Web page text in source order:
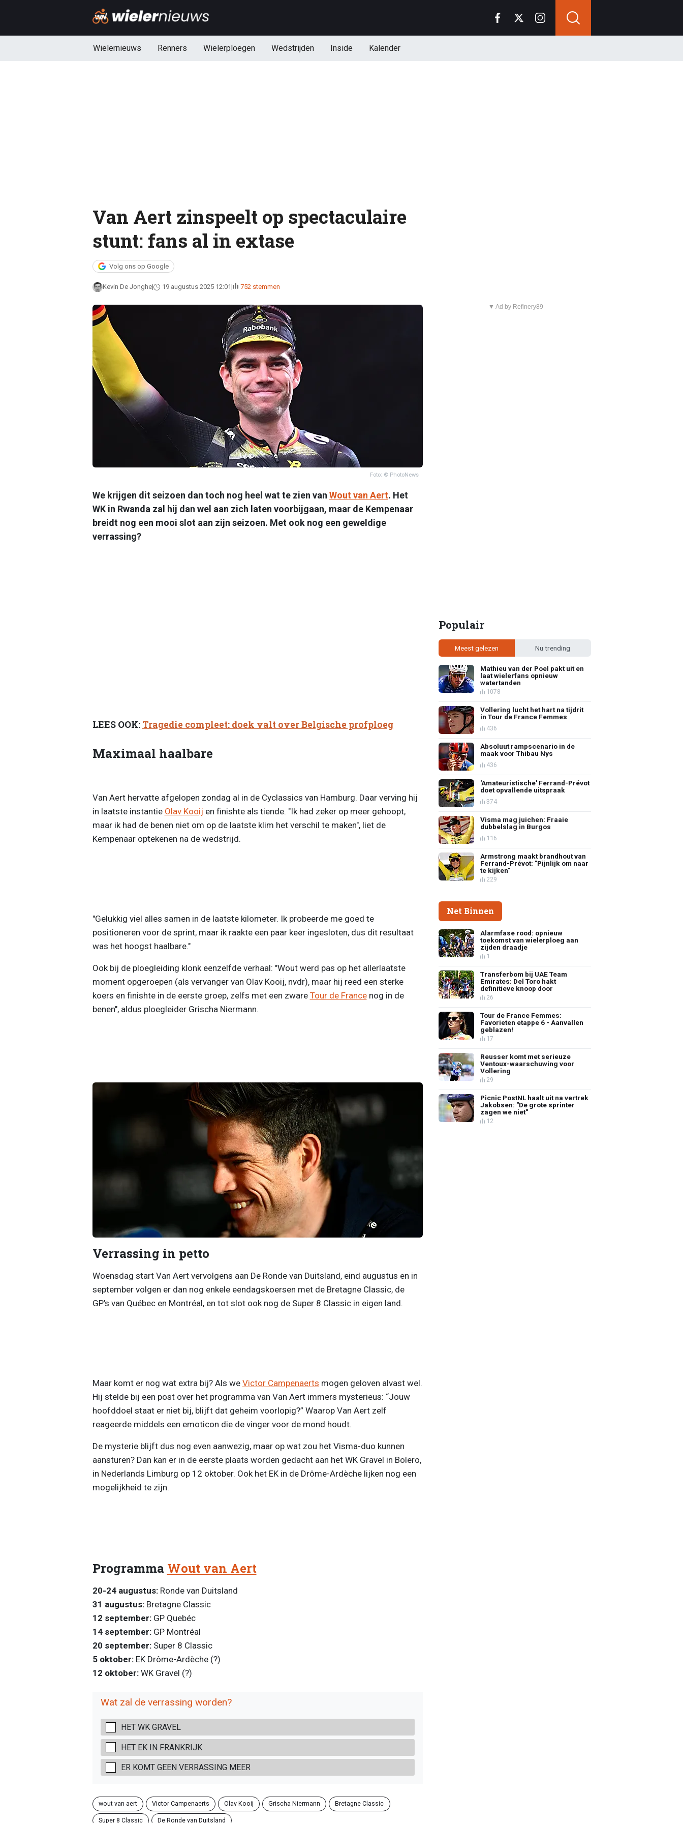
Wielernieuws Renners Wielerploegen Wedstrijden Inside Kalender
Van Aert zinspeelt op spectaculaire
stunt: fans al in extase
Volg ons op Google
Kevin De Jonghe 19 augustus 2025 12:01 752 stemmen
Foto: © PhotoNews
We krijgen dit seizoen dan toch nog heel wat te zien van Wout van Aert. Het
WK in Rwanda zal hij dan wel aan zich laten voorbijgaan, maar de Kempenaar
breidt nog een mooi slot aan zijn seizoen. Met ook nog een geweldige
verrassing?
LEES OOK: Tragedie compleet: doek valt over Belgische profploeg
Maximaal haalbare
Van Aert hervatte afgelopen zondag al in de Cyclassics van Hamburg. Daar verving hij
in laatste instantie Olav Kooij en finishte als tiende. "Ik had zeker op meer gehoopt,
maar ik had de benen niet om op de laatste klim het verschil te maken", liet de
Kempenaar optekenen na de wedstrijd.
"Gelukkig viel alles samen in de laatste kilometer. Ik probeerde me goed te
positioneren voor de sprint, maar ik raakte een paar keer ingesloten, dus dit resultaat
was het hoogst haalbare."
Ook bij de ploegleiding klonk eenzelfde verhaal: "Wout werd pas op het allerlaatste
moment opgeroepen (als vervanger van Olav Kooij, nvdr), maar hij reed een sterke
koers en finishte in de eerste groep, zelfs met een zware Tour de Francenog in de
benen", aldus ploegleider Grischa Niermann.
Verrassing in petto
Woensdag start Van Aert vervolgens aan De Ronde van Duitsland, eind augustus en in
september volgen er dan nog enkele eendagskoersen met de Bretagne Classic, de
GP’s van Québec en Montréal, en tot slot ook nog de Super 8 Classic in eigen land.
Maar komt er nog wat extra bij? Als we Victor Campenaerts mogen geloven alvast wel.
Hij stelde bij een post over het programma van Van Aert immers mysterieus: “Jouw
hoofddoel staat er niet bij, blijft dat geheim voorlopig?” Waarop Van Aert zelf
reageerde middels een emoticon die de vinger voor de mond houdt.
De mysterie blijft dus nog even aanwezig, maar op wat zou het Visma-duo kunnen
aansturen? Dan kan er in de eerste plaats worden gedacht aan het WK Gravel in Bolero,
in Nederlands Limburg op 12 oktober. Ook het EK in de Drôme-Ardèche lijken nog een
mogelijkheid te zijn.
Programma Wout van Aert
20-24 augustus:Ronde van Duitsland
31 augustus:Bretagne Classic
12 september: GP Quebéc
14 september:GP Montréal
20 september:Super 8 Classic
5 oktober:EK Drôme-Ardèche (?)
12 oktober:WK Gravel (?)
Wat zal de verrassing worden?
HET WK GRAVEL
HET EK IN FRANKRIJK
ER KOMT GEEN VERRASSING MEER
wout van aert Victor Campenaerts Olav Kooij Grischa Niermann Bretagne Classic
Super 8 Classic De Ronde van Duitsland
▼ Ad by Refinery89
Populair
Meest gelezen Nu trending
Mathieu van der Poel pakt uit en
laat wielerfans opnieuw
watertanden
1078
Vollering lucht het hart na tijdrit
in Tour de France Femmes
436
Absoluut rampscenario in de
maak voor Thibau Nys
436
'Amateuristische' Ferrand-Prévot
doet opvallende uitspraak
374
Visma mag juichen: Fraaie
dubbelslag in Burgos
116
Armstrong maakt brandhout van
Ferrand-Prévot: "Pijnlijk om naar
te kijken"
229
Net Binnen
Alarmfase rood: opnieuw
toekomst van wielerploeg aan
zijden draadje
1
Transferbom bij UAE Team
Emirates: Del Toro hakt
definitieve knoop door
26
Tour de France Femmes:
Favorieten etappe 6 - Aanvallen
geblazen!
17
Reusser komt met serieuze
Ventoux-waarschuwing voor
Vollering
29
Picnic PostNL haalt uit na vertrek
Jakobsen: "De grote sprinter
zagen we niet"
12